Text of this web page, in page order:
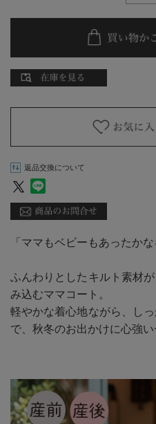
返品交換について
「ママもベビーもあったかな
ふんわりとしたキルト素材
み込むママコート。
軽やかな着心地ながら、し
で、秋冬のお出かけに心強い